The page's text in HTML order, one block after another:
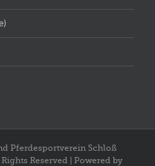
Pferdesportverein Schloß
Reserved | Powered by